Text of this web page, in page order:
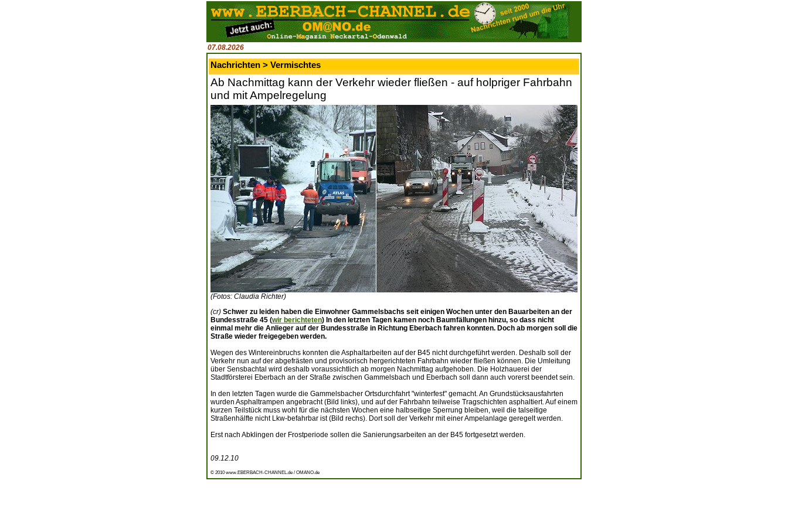
07.08.2026
Nachrichten > Vermischtes
Ab Nachmittag kann der Verkehr wieder fließen - auf holpriger Fahrbahn
und mit Ampelregelung
(Fotos: Claudia Richter)
(cr) Schwer zu leiden haben die Einwohner Gammelsbachs seit einigen Wochen unter den Bauarbeiten an der
Bundesstraße 45 (wir berichteten) In den letzten Tagen kamen noch Baumfällungen hinzu, so dass nicht
einmal mehr die Anlieger auf der Bundesstraße in Richtung Eberbach fahren konnten. Doch ab morgen soll die
Straße wieder freigegeben werden.
Wegen des Wintereinbruchs konnten die Asphaltarbeiten auf der B45 nicht durchgeführt werden. Deshalb soll der
Verkehr nun auf der abgefrästen und provisorisch hergerichteten Fahrbahn wieder fließen können. Die Umleitung
über Sensbachtal wird deshalb voraussichtlich ab morgen Nachmittag aufgehoben. Die Holzhauerei der
Stadtförsterei Eberbach an der Straße zwischen Gammelsbach und Eberbach soll dann auch vorerst beendet sein.
In den letzten Tagen wurde die Gammelsbacher Ortsdurchfahrt "winterfest" gemacht. An Grundstücksausfahrten
wurden Asphaltrampen angebracht (Bild links), und auf der Fahrbahn teilweise Tragschichten asphaltiert. Auf einem
kurzen Teilstück muss wohl für die nächsten Wochen eine halbseitige Sperrung bleiben, weil die talseitige
Straßenhälfte nicht Lkw-befahrbar ist (Bild rechs). Dort soll der Verkehr mit einer Ampelanlage geregelt werden.
Erst nach Abklingen der Frostperiode sollen die Sanierungsarbeiten an der B45 fortgesetzt werden.
09.12.10
© 2010 www.EBERBACH-CHANNEL.de / OMANO.de